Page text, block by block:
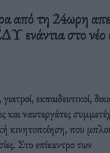
από τη 24ωρη
ενάντια στο νέο
εκπαιδευτικοί,
και ναυτεργάτες
κινητοποίηση, που
Στο επίκεντρο των